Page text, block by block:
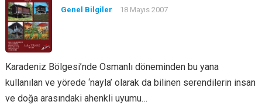
Genel Bilgiler 18 Mayıs 2007
Karadeniz Bölgesi’nde Osmanlı döneminden bu yana
kullanılan ve yörede ‘nayla’ olarak da bilinen serendilerin insan
ve doğa arasındaki ahenkli uyumu…